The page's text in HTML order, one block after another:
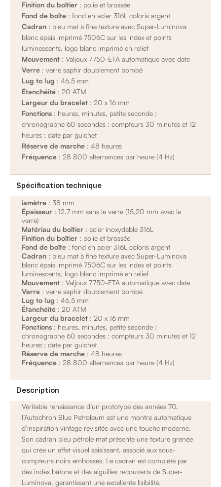
Finition du boîtier : polie et brossée
Fond de boîte : fond en acier 316L coloris argent
Cadran : bleu mat à fine texture avec Super-Luminova
blanc épais imprimé 7506C sur les index et points
luminescents, logo blanc imprimé en relief
Mouvement : Valjoux 7750-ETA automatique avec date
Verre : verre saphir doublement bombé
Lug to lug : 46,5 mm
Étanchéité : 20 ATM
Largeur du bracelet : 20 x 16 mm
Fonctions : heures, minutes, petite seconde ;
chronographe 60 secondes ; compteurs 30 minutes et 12
heures ; date par guichet
Réserve de marche : 48 heures
Fréquence : 28 800 alternances par heure (4 Hz)
Spécification technique
iamètre : 38 mm
Épaisseur : 12,7 mm sans le verre (15,20 mm avec le
verre)
Matériau du boîtier : acier inoxydable 316L
Finition du boîtier : polie et brossée
Fond de boîte : fond en acier 316L coloris argent
Cadran : bleu mat à fine texture avec Super-Luminova
blanc épais imprimé 7506C sur les index et points
luminescents, logo blanc imprimé en relief
Mouvement : Valjoux 7750-ETA automatique avec date
Verre : verre saphir doublement bombé
Lug to lug : 46,5 mm
Étanchéité : 20 ATM
Largeur du bracelet : 20 x 16 mm
Fonctions : heures, minutes, petite seconde ;
chronographe 60 secondes ; compteurs 30 minutes et 12
heures ; date par guichet
Réserve de marche : 48 heures
Fréquence : 28 800 alternances par heure (4 Hz)
Description
Véritable renaissance d’un prototype des années 70,
l’Autochron Blue Petroleum est une montre automatique
d’inspiration vintage revisitée avec une touche moderne.
Son cadran bleu pétrole mat présente une texture grenée
qui crée un effet visuel saisissant, associé aux sous-
compteurs noirs embossés. Le cadran est complété par
des index bâtons et des aiguilles recouverts de Super-
Luminova, garantissant une excellente lisibilité.